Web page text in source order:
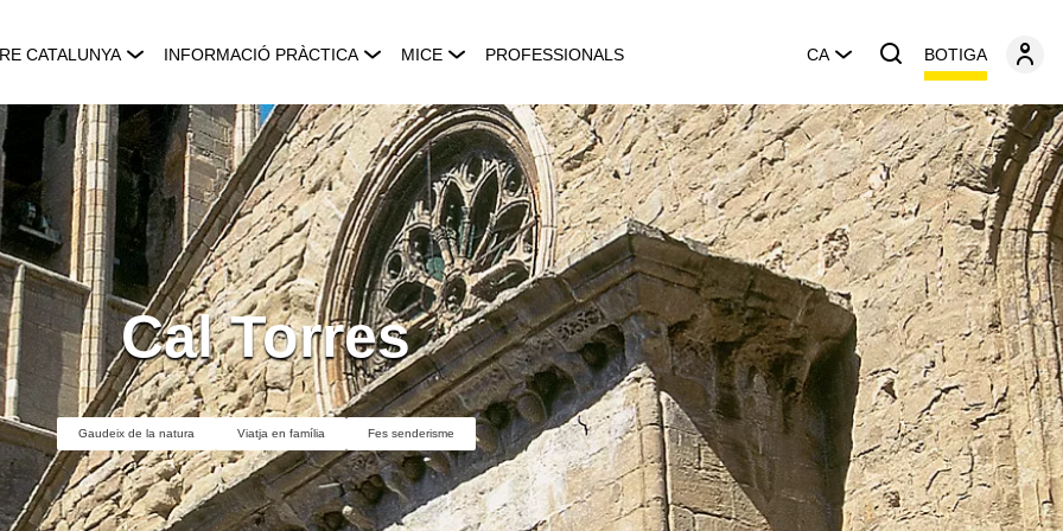
CATALUNYA INFORMACIÓ PRÀCTICA MICE PROFESSIONALS CA BOTIGA
Cal Torres
Gaudeix de la natura Viatja en família Fes senderisme